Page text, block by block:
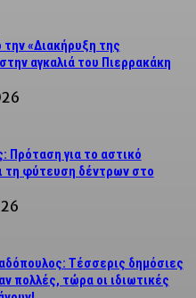
«Διακήρυξη της
αγκαλιά του Πιερρακάκη
Πρόταση για το αστικό
τη φύτευση δέντρων στο
Τέσσερις δημόσιες
πολλές, τώρα οι ιδιωτικές